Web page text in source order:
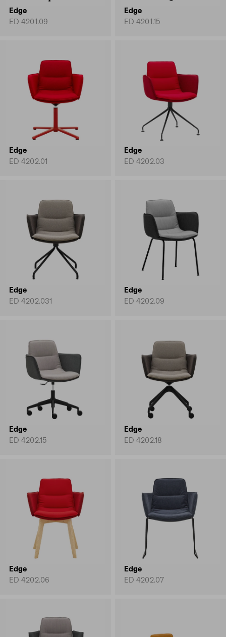
Edge
ED 4201.09
Edge
ED 4201.15
Edge
ED 4202.01
Edge
ED 4202.03
Edge
ED 4202.031
Edge
ED 4202.09
Edge
ED 4202.15
Edge
ED 4202.18
Edge
ED 4202.06
Edge
ED 4202.07